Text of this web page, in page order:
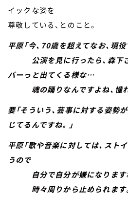
イックな姿を
尊敬している、とのこと。
平原「今、70歳を超えてなお、現
公演を見に行ったら、森下さ
バーっと出てくる様な…
魂の踊りなんですよね、憧れ
要「そういう、芸事に対する姿勢
じてるんですね。」
平原「歌や音楽に対しては、スト
うので
自分で自分が嫌になりますね
時々周りから止められます